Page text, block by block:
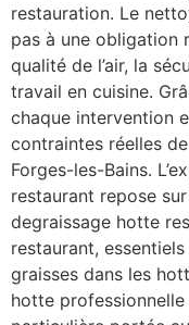
restauration. Le
pas à une obligation
qualité de l’air, la
travail en cuisine.
chaque intervention
contraintes réelles
Forges-les-Bains.
restaurant repose
degraissage hotte
restaurant,
graisses dans les
hotte